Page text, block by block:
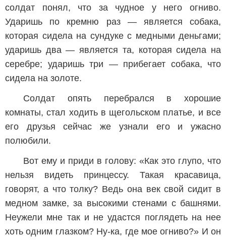
солдат понял, что за чудное у него огниво.
Ударишь по кремню раз — является собака,
которая сидела на сундуке с медными деньгами;
ударишь два — является та, которая сидела на
серебре; ударишь три — прибегает собака, что
сидела на золоте.
Солдат опять перебрался в хорошие
комнаты, стал ходить в щегольском платье, и все
его друзья сейчас же узнали его и ужасно
полюбили.
Вот ему и приди в голову: «Как это глупо, что
нельзя видеть принцессу. Такая красавица,
говорят, а что толку? Ведь она век свой сидит в
медном замке, за высокими стенами с башнями.
Неужели мне так и не удастся поглядеть на нее
хоть одним глазком? Ну-ка, где мое огниво?» И он